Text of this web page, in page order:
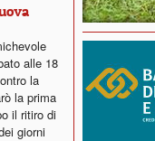
alle 18
la
la prima
il ritiro di
giorni